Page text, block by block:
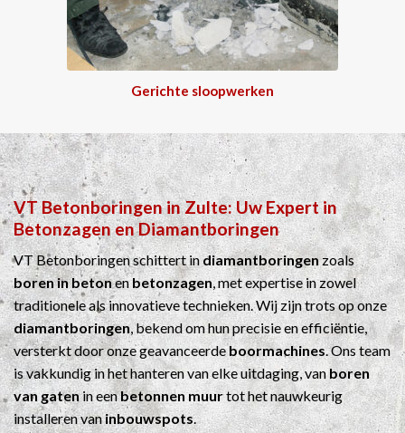
Gerichte sloopwerken
VT BetonboringeninZulte: Uw Expert in
BetonzagenenDiamantboringen
VT Betonboringen schittert indiamantboringenzoals
boren in betonenbetonzagen, met expertise in zowel
traditionele als innovatieve technieken. Wij zijn trots op onze
diamantboringen, bekend om hun precisie en efficiëntie,
versterkt door onze geavanceerdeboormachines. Ons team
is vakkundig in het hanteren van elke uitdaging, vanboren
van gatenin eenbetonnen muurtot het nauwkeurig
installeren vaninbouwspots.